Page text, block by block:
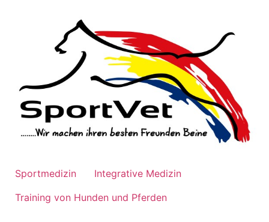
Sportmedizin
Integrative Medizin
Training von Hunden und Pferden